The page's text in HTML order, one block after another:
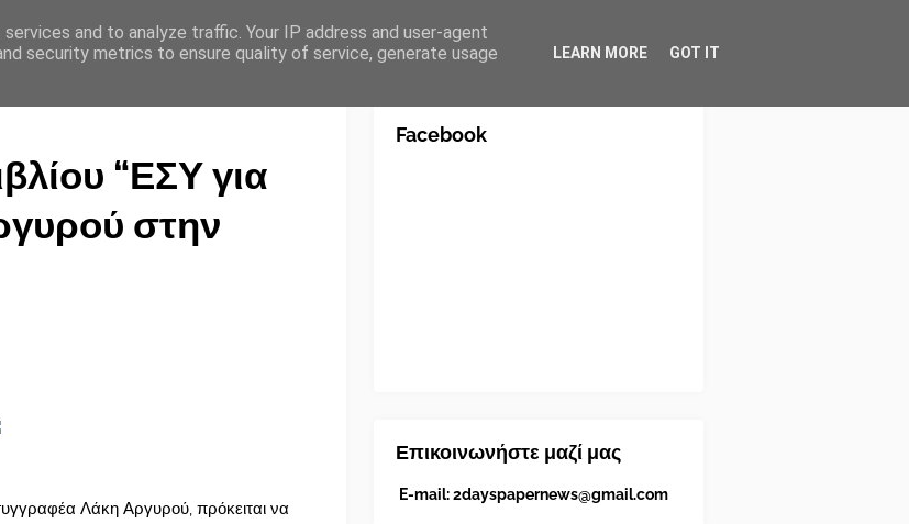
“ΕΣΥ για
στην
Λάκη Αργυρού, πρόκειται να
Facebook
Επικοινωνήστε μαζί μας
E-mail:2dayspapernews@gmail.com
and to analyze traffic. Your IP address and user-agent
security metrics to ensure quality of service, generate usage
LEARN MORE GOT IT